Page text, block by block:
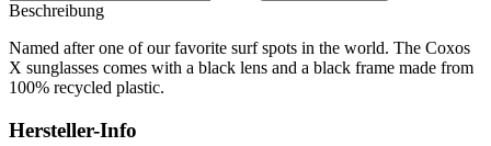
Beschreibung
Named after one of our favorite surf spots in the world. The Coxos
X sunglasses comes with a black lens and a black frame made from
100% recycled plastic.
Hersteller-Info